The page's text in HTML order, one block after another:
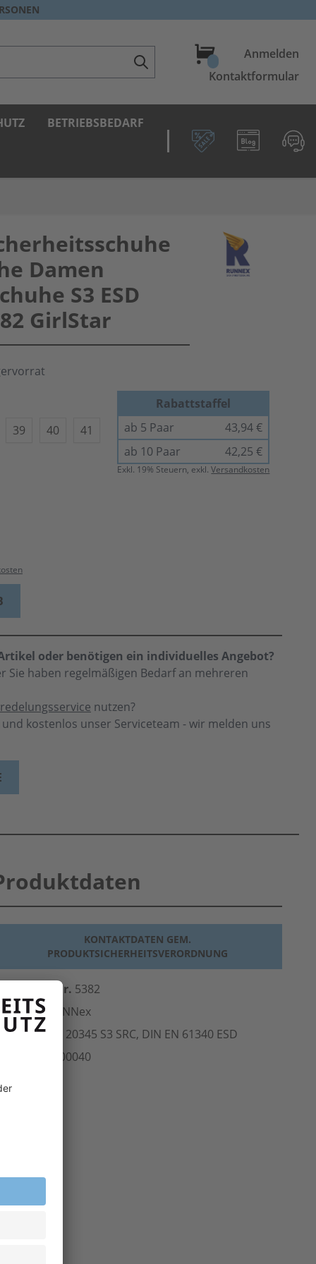
WarenkorbAnmelden
Kontaktformular
BETRIEBSBEDARF
Damen
S3 ESD
GirlStar
39 40
41
Rabattstaffel
ab 5 Paar
43,94 €
ab 10 Paar
42,25 €
Exkl. 19% Steuern, exkl.Versandkosten
oder benötigen ein individuelles Angebot?
Sie haben regelmäßigen Bedarf an mehreren
nutzen?
kostenlos unser Serviceteam - wir melden uns
KONTAKTDATEN GEM.
PRODUKTSICHERHEITSVERORDNUNG
Herst.-Art.-Nr. 5382
ruNNex
EN ISO 20345 S3 SRC, DIN EN 61340 ESD
202.00040